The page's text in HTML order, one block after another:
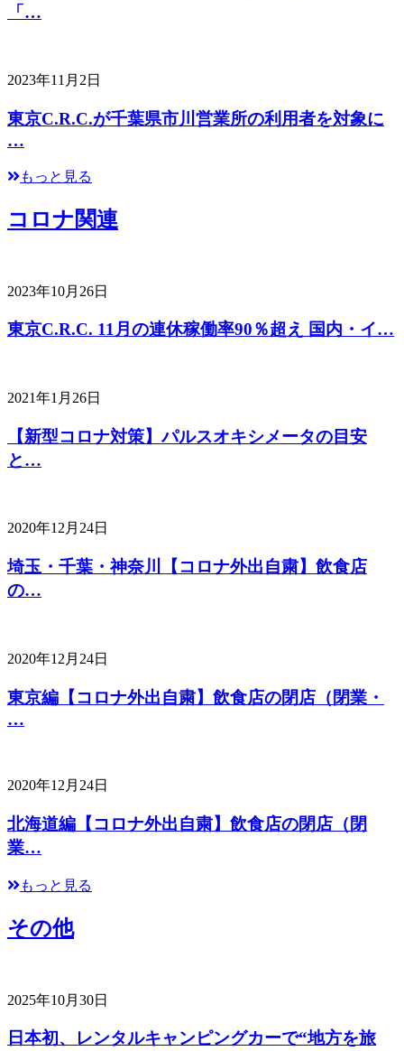
「…
2023年11月2日
東京C.R.C.が千葉県市川営業所の利用者を対象に
…
もっと見る
コロナ関連
2023年10月26日
東京C.R.C. 11月の連休稼働率90％超え 国内・イ…
2021年1月26日
【新型コロナ対策】パルスオキシメータの目安
と…
2020年12月24日
埼玉・千葉・神奈川【コロナ外出自粛】飲食店
の…
2020年12月24日
東京編【コロナ外出自粛】飲食店の閉店（閉業・
…
2020年12月24日
北海道編【コロナ外出自粛】飲食店の閉店（閉
業…
もっと見る
その他
2025年10月30日
日本初、レンタルキャンピングカーで“地方を旅